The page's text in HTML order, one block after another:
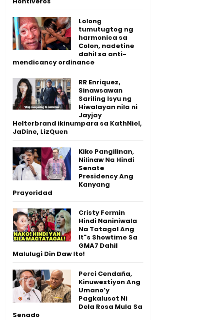
Lolong
tumutugtog ng
harmonica sa
Colon, nadetine
dahil sa anti-
mendicancy ordinance
RR Enriquez,
Sinawsawan
Sariling Isyu ng
Hiwalayan nila ni
Jayjay
Helterbrand ikinumpara sa KathNiel,
JaDine, LizQuen
Kiko Pangilinan,
Nilinaw Na Hindi
Senate
Presidency Ang
Kanyang
Prayoridad
Cristy Fermin
Hindi Naniniwala
Na Tatagal Ang
It"s Showtime Sa
GMA7 Dahil
Malulugi Din Daw Ito!
Perci Cendaña,
Kinuwestiyon Ang
Umano’y
Pagkalusot Ni
Dela Rosa Mula Sa
Senado